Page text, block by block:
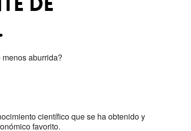
aburrida?
científico que se ha obtenido y
favorito.